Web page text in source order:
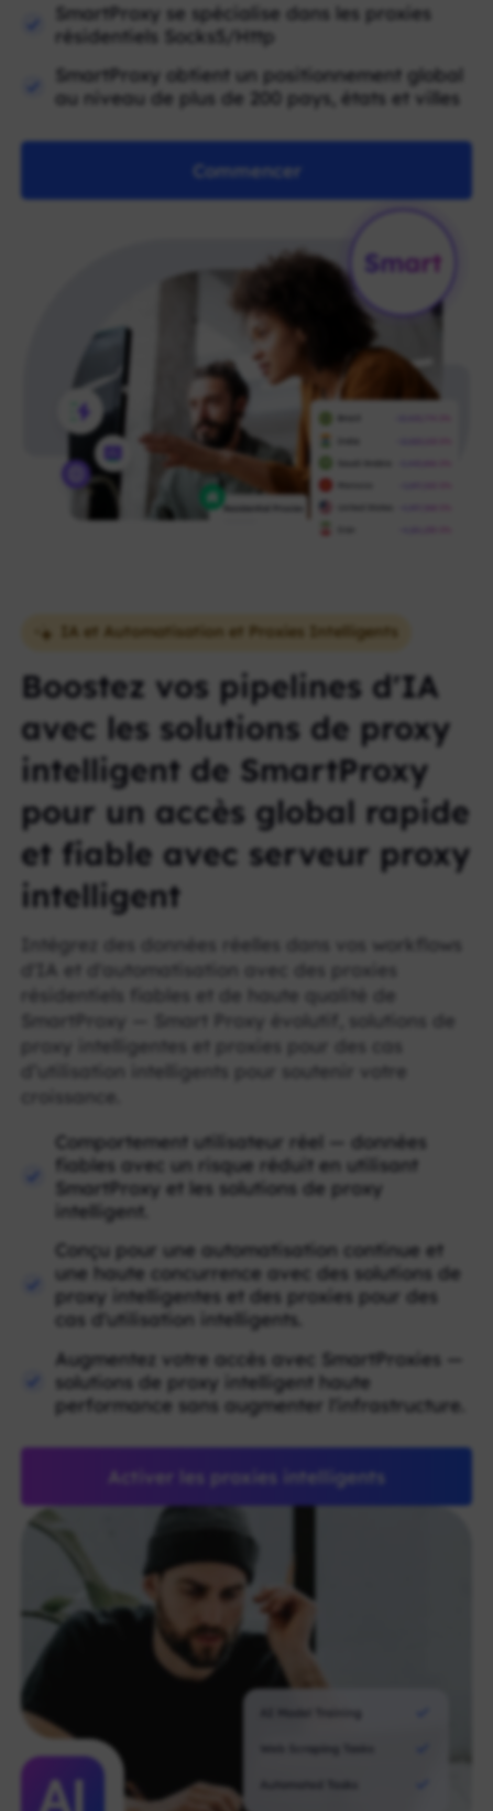
SmartProxy se spécialise dans les proxies
résidentiels Socks5/Http
SmartProxy obtient un positionnement global
au niveau de plus de 200 pays, états et villes
Commencer
IA et Automatisation et Proxies Intelligents
Boostez vos pipelines d'IA
avec les solutions de proxy
intelligent de SmartProxy
pour un accès global rapide
et fiable avec serveur proxy
intelligent
Intégrez des données réelles dans vos workflows
d'IA et d'automatisation avec des proxies
résidentiels fiables et de haute qualité de
SmartProxy — Smart Proxy évolutif, solutions de
proxy intelligentes et proxies pour des cas
d’utilisation intelligents pour soutenir votre
croissance.
Comportement utilisateur réel — données
fiables avec un risque réduit en utilisant
SmartProxy et les solutions de proxy
intelligent.
Conçu pour une automatisation continue et
une haute concurrence avec des solutions de
proxy intelligentes et des proxies pour des
cas d'utilisation intelligents.
Augmentez votre accès avec SmartProxies —
solutions de proxy intelligent haute
performance sans augmenter l'infrastructure.
Activer les proxies intelligents